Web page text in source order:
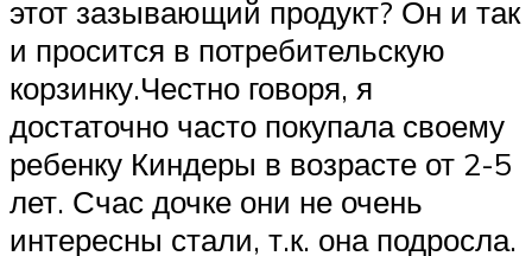
этот зазывающий продукт? Он и так
и просится в потребительскую
корзинку.Честно говоря, я
достаточно часто покупала своему
ребенку Киндеры в возрасте от 2-5
лет. Счас дочке они не очень
интересны стали, т.к. она подросла.